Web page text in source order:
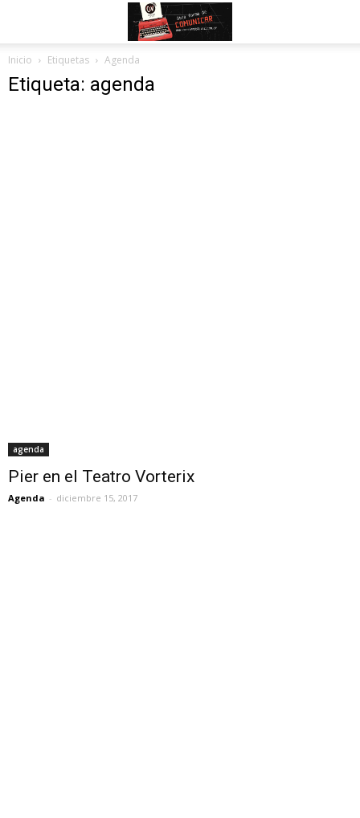
Inicio Etiquetas Agenda
Etiqueta: agenda
agenda
Pier en el Teatro Vorterix
Agenda - diciembre 15, 2017